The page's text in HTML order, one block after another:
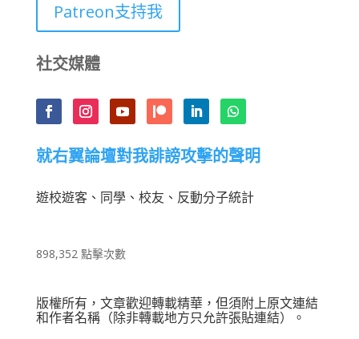
Patreon支持我
社交媒體
就右翼論壇對我誹謗攻擊的聲明
遊校遊客、同學、校友、反動分子統計
898,352 點擊次數
版權所有，文章歡迎轉載精華，但須附上原文連結
和作者名稱（除非轉載地方只允許張貼連結）。